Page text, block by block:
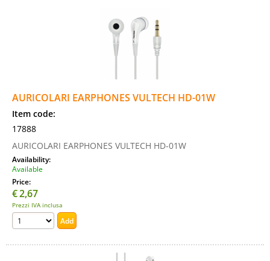
AURICOLARI EARPHONES VULTECH HD-01W
Item code:
17888
AURICOLARI EARPHONES VULTECH HD-01W
Availability:
Available
Price:
€2,67
Prezzi IVA inclusa